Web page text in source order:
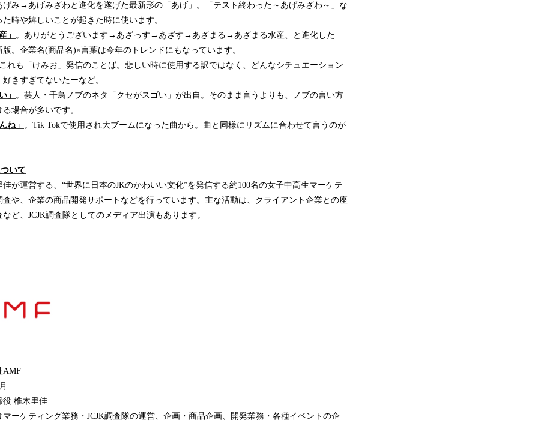
み→あげみざわと進化を遂げた最新形の「あげ」。「テスト終わった～あげみざわ～」な
時や嬉しいことが起きた時に使います。
」 。ありがとうございます→あざっす→あざす→あざまる→あざまる水産、と進化した
版。企業名(商品名)×言葉は今年のトレンドにもなっています。
れも「けみお」発信のことば。悲しい時に使用する訳ではなく、どんなシチュエーション
きすぎてないたーなど。
」 。芸人・千鳥ノブのネタ「クセがスゴい」が出自。そのまま言うよりも、ノブの言い方
場合が多いです。
ね」 。Tik Tokで使用され大ブームになった曲から。曲と同様にリズムに合わせて言うのが
いて
が運営する、“世界に日本のJKのかわいい文化”を発信する約100名の女子中高生マーケテ
査や、企業の商品開発サポートなどを行っています。主な活動は、クライアント企業との座
ど、JCJK調査隊としてのメディア出演もあります。
椎木里佳
ーケティング業務・JCJK調査隊の運営、企画・商品企画、開発業務・各種イベントの企